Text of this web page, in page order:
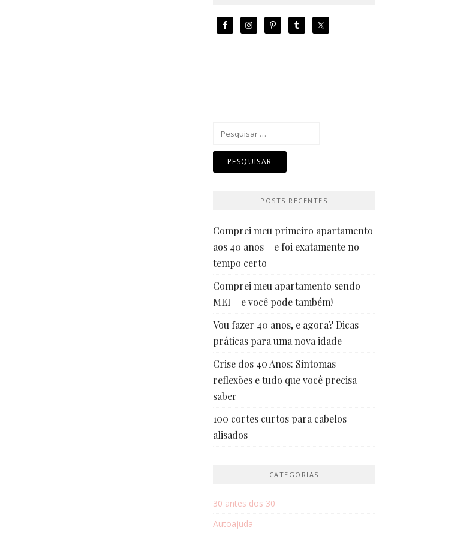
POSTS RECENTES
Comprei meu primeiro apartamento
aos 40 anos – e foi exatamente no
tempo certo
Comprei meu apartamento sendo
MEI – e você pode também!
Vou fazer 40 anos, e agora? Dicas
práticas para uma nova idade
Crise dos 40 Anos: Sintomas
reflexões e tudo que você precisa
saber
100 cortes curtos para cabelos
alisados
CATEGORIAS
30 antes dos 30
Autoajuda